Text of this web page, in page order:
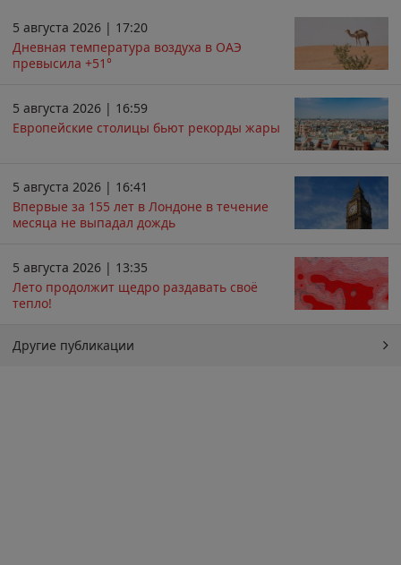
5 августа 2026 | 17:20
Дневная температура воздуха в ОАЭ
превысила +51°
5 августа 2026 | 16:59
Европейские столицы бьют рекорды жары
5 августа 2026 | 16:41
Впервые за 155 лет в Лондоне в течение
месяца не выпадал дождь
5 августа 2026 | 13:35
Лето продолжит щедро раздавать своё
тепло!
Другие публикации